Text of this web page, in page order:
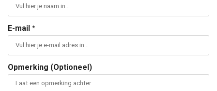
E-mail *
Opmerking (Optioneel)